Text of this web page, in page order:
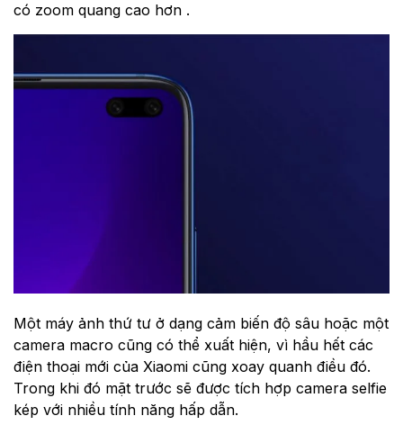
có zoom quang cao hơn .
Một máy ảnh thứ tư ở dạng cảm biến độ sâu hoặc một
camera macro cũng có thể xuất hiện, vì hầu hết các
điện thoại mới của Xiaomi cũng xoay quanh điều đó.
Trong khi đó mặt trước sẽ được tích hợp camera selfie
kép với nhiều tính năng hấp dẫn.